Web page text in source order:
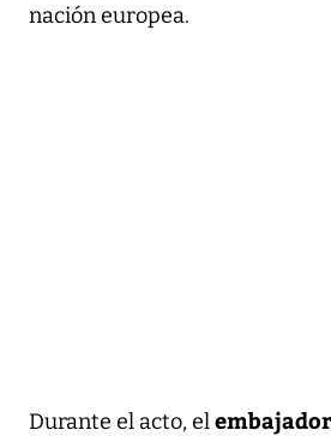
nación europea.
Durante el acto, el